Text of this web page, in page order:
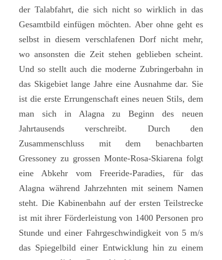
der Talabfahrt, die sich nicht so wirklich in das
Gesamtbild einfügen möchten. Aber ohne geht es
selbst in diesem verschlafenen Dorf nicht mehr,
wo ansonsten die Zeit stehen geblieben scheint.
Und so stellt auch die moderne Zubringerbahn in
das Skigebiet lange Jahre eine Ausnahme dar. Sie
ist die erste Errungenschaft eines neuen Stils, dem
man sich in Alagna zu Beginn des neuen
Jahrtausends verschreibt. Durch den
Zusammenschluss mit dem benachbarten
Gressoney zu grossen Monte-Rosa-Skiarena folgt
eine Abkehr vom Freeride-Paradies, für das
Alagna während Jahrzehnten mit seinem Namen
steht. Die Kabinenbahn auf der ersten Teilstrecke
ist mit ihrer Förderleistung von 1400 Personen pro
Stunde und einer Fahrgeschwindigkeit von 5 m/s
das Spiegelbild einer Entwicklung hin zu einem